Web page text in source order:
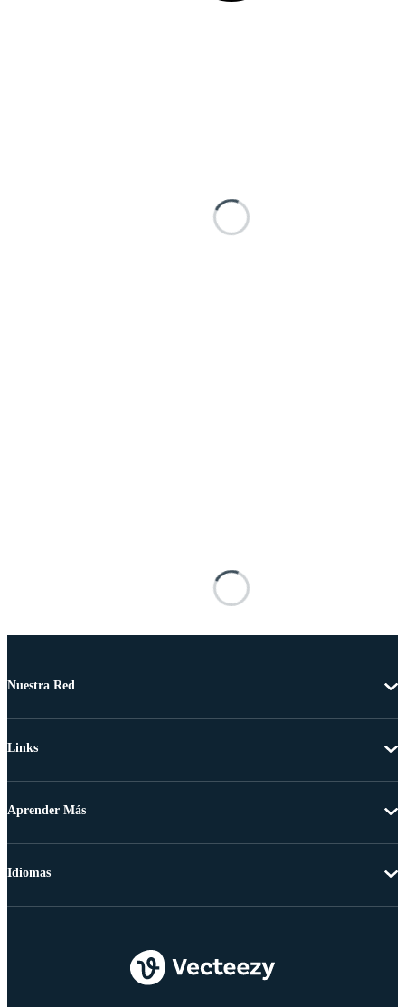
Nuestra Red
Links
Aprender Más
Idiomas